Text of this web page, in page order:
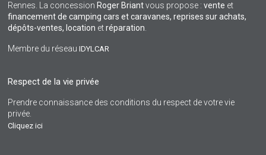
Rennes. La concession Roger Briantvous propose : vente et
financement de camping cars et caravanes, reprises sur achats,
dépôts-ventes, location etréparation.
Membre du réseauIDYLCAR
Respect de la vie privée
Prendre connaissance des conditions du respect de votre vie
privée.
Cliquez ici